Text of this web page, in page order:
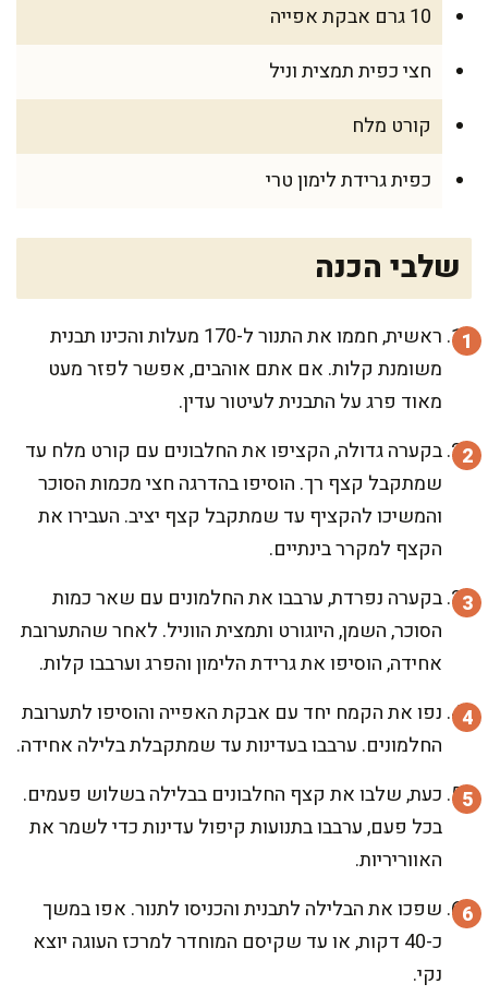
10 גרם אבקת אפייה
חצי כפית תמצית וניל
קורט מלח
כפית גרידת לימון טרי
שלבי הכנה
ראשית, חממו את התנור ל-170 מעלות והכינו תבנית
משומנת קלות. אם אתם אוהבים, אפשר לפזר מעט
מאוד פרג על התבנית לעיטור עדין.
בקערה גדולה, הקציפו את החלבונים עם קורט מלח עד
שמתקבל קצף רך. הוסיפו בהדרגה חצי מכמות הסוכר
והמשיכו להקציף עד שמתקבל קצף יציב. העבירו את
הקצף למקרר בינתיים.
בקערה נפרדת, ערבבו את החלמונים עם שאר כמות
הסוכר, השמן, היוגורט ותמצית הווניל. לאחר שהתערובת
אחידה, הוסיפו את גרידת הלימון והפרג וערבבו קלות.
נפו את הקמח יחד עם אבקת האפייה והוסיפו לתערובת
החלמונים. ערבבו בעדינות עד שמתקבלת בלילה אחידה.
כעת, שלבו את קצף החלבונים בבלילה בשלוש פעמים.
בכל פעם, ערבבו בתנועות קיפול עדינות כדי לשמר את
האווריריות.
שפכו את הבלילה לתבנית והכניסו לתנור. אפו במשך
כ-40 דקות, או עד שקיסם המוחדר למרכז העוגה יוצא
נקי.